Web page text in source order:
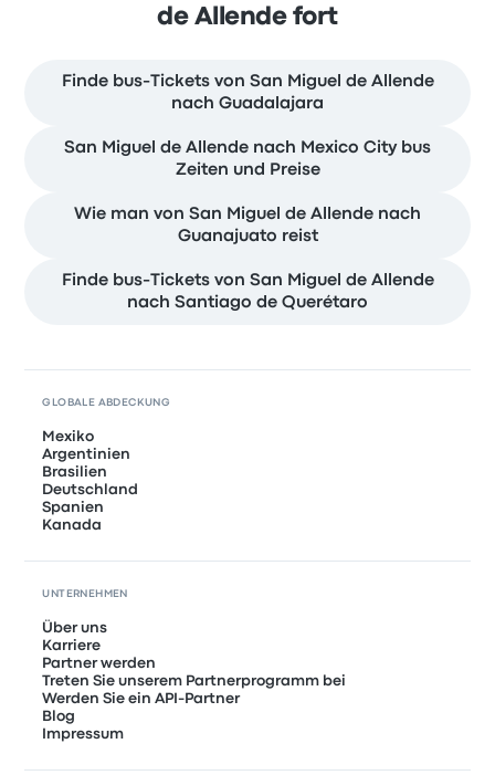
de Allende fort
Finde bus-Tickets von San Miguel de Allende
nach Guadalajara
San Miguel de Allende nach Mexico City bus
Zeiten und Preise
Wie man von San Miguel de Allende nach
Guanajuato reist
Finde bus-Tickets von San Miguel de Allende
nach Santiago de Querétaro
GLOBALE ABDECKUNG
Mexiko
Argentinien
Brasilien
Deutschland
Spanien
Kanada
UNTERNEHMEN
Über uns
Karriere
Partner werden
Treten Sie unserem Partnerprogramm bei
Werden Sie ein API-Partner
Blog
Impressum